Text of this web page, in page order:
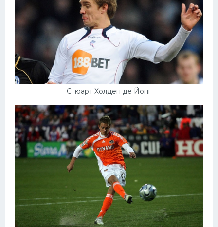
Стюарт Холден де Йонг